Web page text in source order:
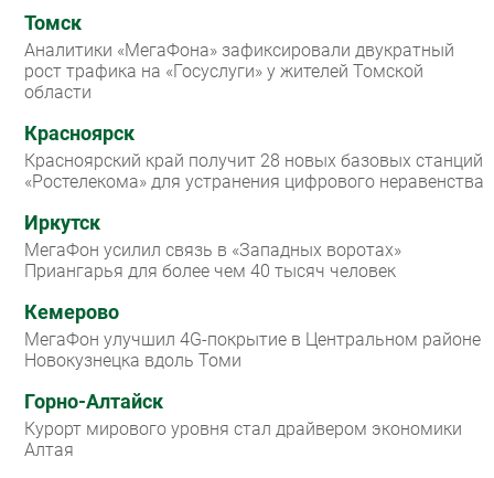
Томск
Аналитики «МегаФона» зафиксировали двукратный
рост трафика на «Госуслуги» у жителей Томской
области
Красноярск
Красноярский край получит 28 новых базовых станций
«Ростелекома» для устранения цифрового неравенства
Иркутск
МегаФон усилил связь в «Западных воротах»
Приангарья для более чем 40 тысяч человек
Кемерово
МегаФон улучшил 4G-покрытие в Центральном районе
Новокузнецка вдоль Томи
Горно-Алтайск
Курорт мирового уровня стал драйвером экономики
Алтая